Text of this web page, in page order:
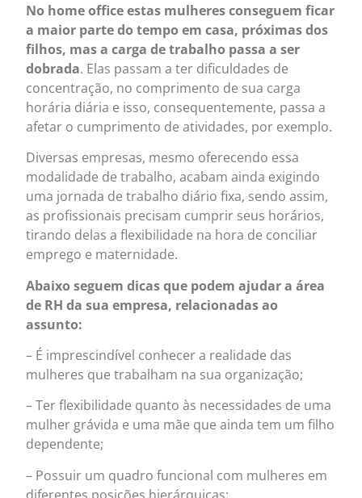
No home office estas mulheres conseguem ficar
a maior parte do tempo em casa, próximas dos
filhos, mas a carga de trabalho passa a ser
dobrada. Elas passam a ter dificuldades de
concentração, no comprimento de sua carga
horária diária e isso, consequentemente, passa a
afetar o cumprimento de atividades, por exemplo.
Diversas empresas, mesmo oferecendo essa
modalidade de trabalho, acabam ainda exigindo
uma jornada de trabalho diário fixa, sendo assim,
as profissionais precisam cumprir seus horários,
tirando delas a flexibilidade na hora de conciliar
emprego e maternidade.
Abaixo seguem dicas que podem ajudar a área
de RH da sua empresa, relacionadas ao
assunto:
– É imprescindível conhecer a realidade das
mulheres que trabalham na sua organização;
– Ter flexibilidade quanto às necessidades de uma
mulher grávida e uma mãe que ainda tem um filho
dependente;
– Possuir um quadro funcional com mulheres em